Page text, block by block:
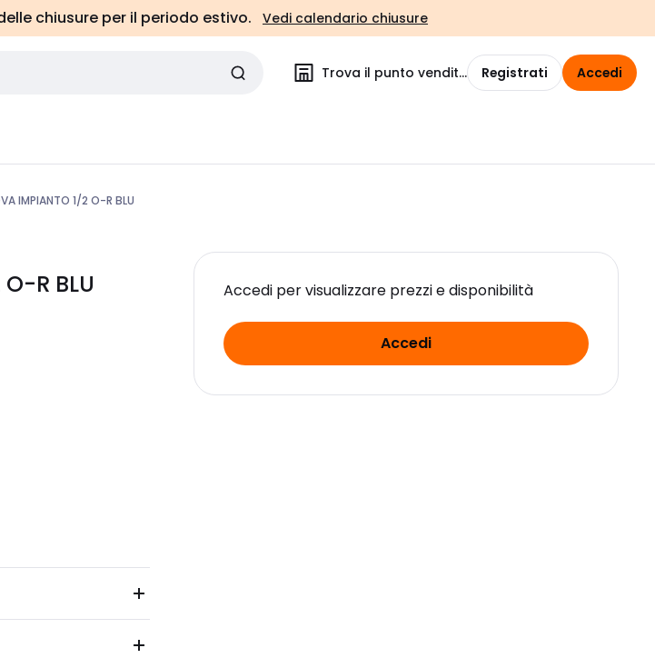
chiusure per il periodo estivo. Vedi calendario chiusure
Trova il punto vendita Registrati Accedi
IMPIANTO 1/2 O-R BLU
R BLU Accedi per visualizzare prezzi e disponibilità
Accedi